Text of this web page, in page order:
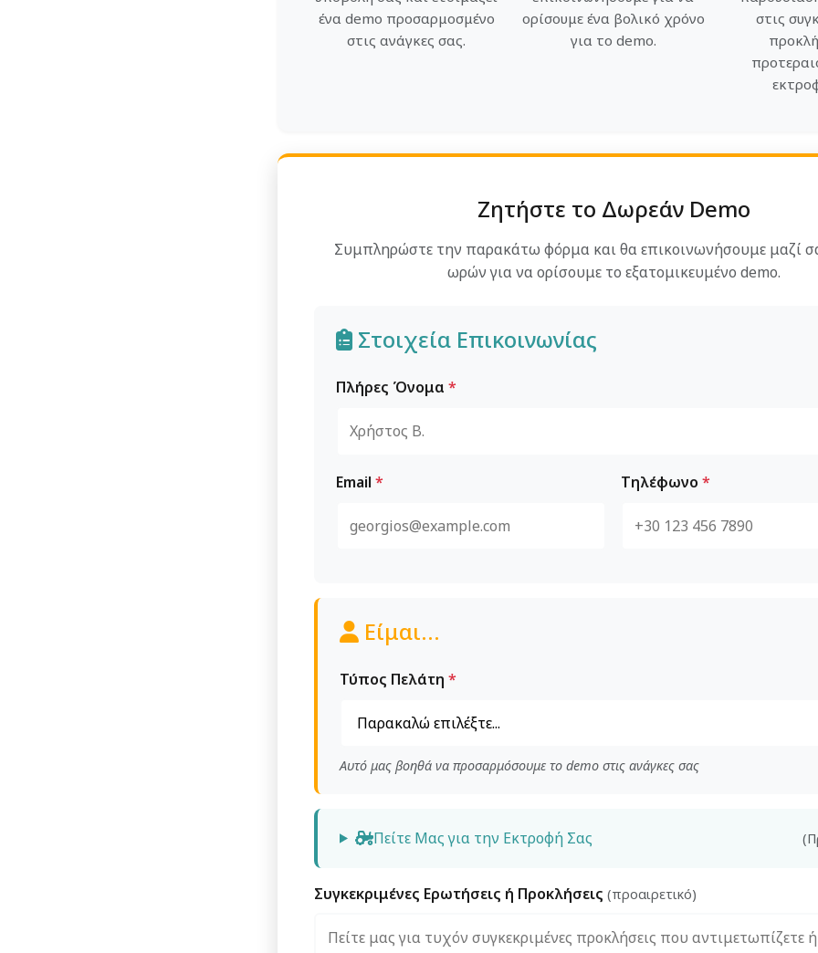
ένα demo προσαρμοσμένο
στις ανάγκες σας.
ορίσουμε ένα βολικό χρόνο
για το demo.
στις
Ζητήστε το Δωρεάν Demo
Συμπληρώστε την παρακάτω φόρμα και θα επικοινωνήσουμε μαζί
ωρών για να ορίσουμε το εξατομικευμένο demo.
Στοιχεία Επικοινωνίας
Πλήρες Όνομα *
Email * Τηλέφωνο *
Είμαι...
Τύπος Πελάτη *
Αυτό μας βοηθά να προσαρμόσουμε το demo στις ανάγκες σας
Πείτε Μας για την Εκτροφή Σας
Συγκεκριμένες Ερωτήσεις ή Προκλήσεις (προαιρετικό)